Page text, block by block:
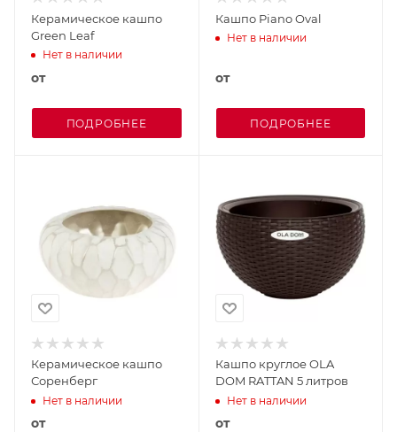
Керамическое кашпо
Green Leaf
Нет в наличии
от
ПОДРОБНЕЕ
Кашпо Piano Oval
Нет в наличии
от
ПОДРОБНЕЕ
Керамическое кашпо
Соренберг
Нет в наличии
от
Кашпо круглое OLA
DOM RATTAN 5 литров
Нет в наличии
от